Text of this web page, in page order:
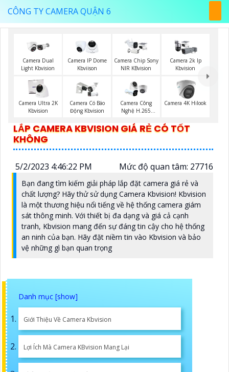
CÔNG TY CAMERA QUẬN 6
Camera Dual
Light Kbvision
Camera IP Dome
Kbviison
Camera Chip Sony
NIR KBvision
Camera 2k Ip
Kbvision
Camera Ultra 2K
Kbvision
Camera Có Báo
Động Kbvision
Camera Công
Nghệ H.265
Camera 4K Hilook
LẮP CAMERA KBVISION GIÁ RẺ CÓ TỐT
KHÔNG
5/2/2023 4:46:22 PM Mức độ quan tâm: 27716
Bạn đang tìm kiếm giải pháp lắp đặt camera giá rẻ và
chất lượng? Hãy thử sử dụng Camera Kbvision! Kbvision
là một thương hiệu nổi tiếng về hệ thống camera giám
sát thông minh. Với thiết bị đa dạng và giá cả cạnh
tranh, Kbvision mang đến sự đáng tin cậy cho hệ thống
an ninh của bạn. Hãy đặt niềm tin vào Kbvision và bảo
vệ những gì bạn quan trọng
Giới Thiệu Về Camera Kbvision
Lợi Ích Mà Camera KBvision Mang Lại